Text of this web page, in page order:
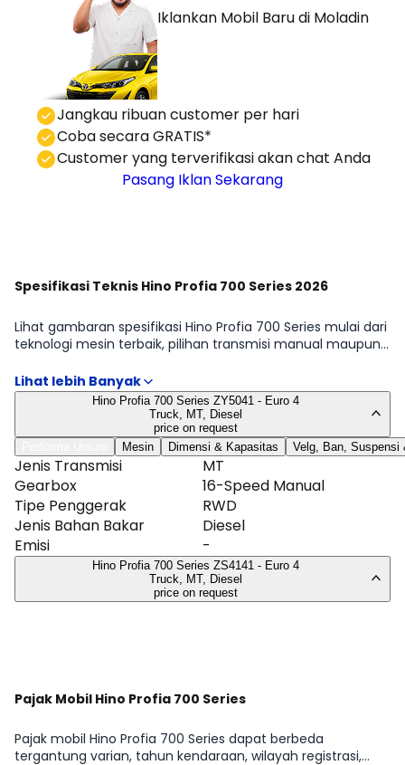
Iklankan Mobil Barudi Moladin
⁠Jangkau ribuan customer per hari
Coba secara GRATIS*
⁠⁠Customer yang terverifikasi akan chat Anda
Pasang Iklan Sekarang
Spesifikasi Teknis Hino Profia 700 Series 2026
Lihat gambaran spesifikasi Hino Profia 700 Series mulai dari
teknologi mesin terbaik, pilihan transmisi manual maupun
Kami fokus pada hal yang memengaruhi penggunaan
sehari-hari: efisiensi, kemudahan manuver, dan perawatan.
Tabel lengkap tersedia di halaman Spesifikasi Hino Profia
Hino Profia 700 Series ZY5041 - Euro 4
Truck, MT, Diesel
price on request
Mesin Dimensi & Kapasitas Velg, Ban, Suspensi
Jenis Transmisi
MT
Gearbox
16-Speed Manual
Tipe Penggerak
RWD
Jenis Bahan Bakar
Diesel
Emisi
-
Hino Profia 700 Series ZS4141 - Euro 4
Truck, MT, Diesel
price on request
Pajak Mobil Hino Profia 700 Series
Pajak mobil Hino Profia 700 Series dapat berbeda
tergantung varian, tahun kendaraan, wilayah registrasi,